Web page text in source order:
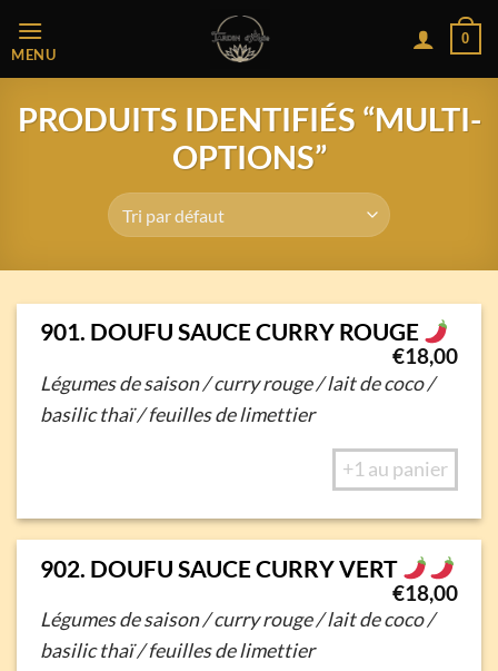
MENU
0
PRODUITS IDENTIFIÉS “MULTI-
OPTIONS”
901. DOUFU SAUCE CURRY ROUGE
€18,00
Légumes de saison / curry rouge / lait de coco /
basilic thaï / feuilles de limettier
+1 au panier
902. DOUFU SAUCE CURRY VERT
€18,00
Légumes de saison / curry rouge / lait de coco /
basilic thaï / feuilles de limettier